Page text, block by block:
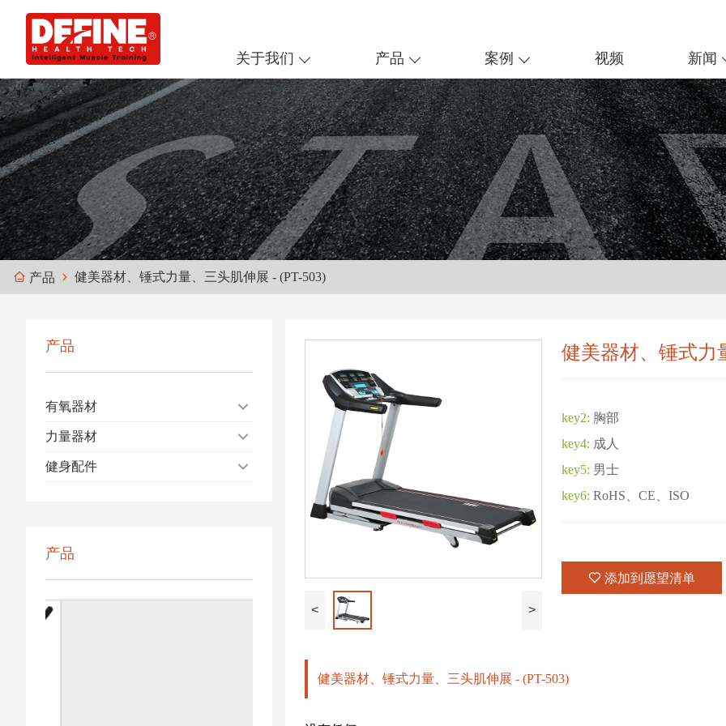
关于我们 产品 案例 视频 新闻
产品 健美器材、锤式力量、三头肌伸展 - (PT-503)
产品
有氧器材
力量器材
健身配件
产品
< >
健美器材、锤式力
key2: 胸部
key4: 成人
key5: 男士
key6: RoHS、CE、ISO
添加到愿望清单
健美器材、锤式力量、三头肌伸展 - (PT-503)